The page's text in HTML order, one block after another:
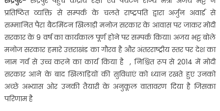
वर्ष
का
कार्यकाल
पूर्ण
होने
पर
किया
सम्पर्क
प्रतिष्ठित व्यक्ति से सम्पर्क के चलते राष्ट्रपति द्वारा अर्जुन अवार्ड से
सम्मानित पैरा बैटमिंटन खिलाड़ी मनोज सरकार के आवास पर जाकर मोदी
सरकार के 9 वर्ष का कार्यकाल पूर्ण होने पर सम्पर्क किया। अजय भट्ट बोले
मनोज सरकार हमारे उत्तराखंड का गौरव है और अंतरराष्ट्रीय स्तर पर देश का
नाम गर्व से उच्च करने का कार्य किया है , निश्चित रूप से 2014 में मोदी
सरकार आने के बाद खिलाड़ियों की सुविधाएं को ध्यान रखते हुए उनको
अच्छे अभ्यास ओर उनकी तैयारी के अनुकूल वातावरण दिया है जिसका
परिणाम है